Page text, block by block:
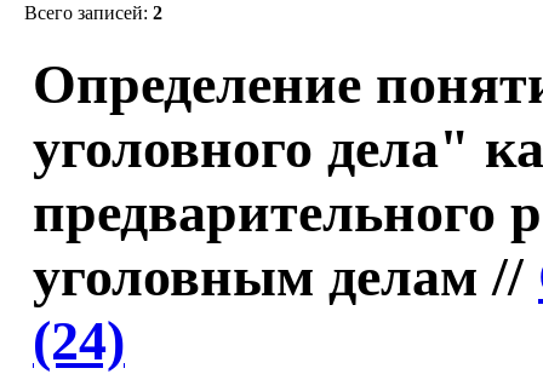
Всего записей: 2
Определение
уголовного дела"
предварительного
уголовным делам //
(24)